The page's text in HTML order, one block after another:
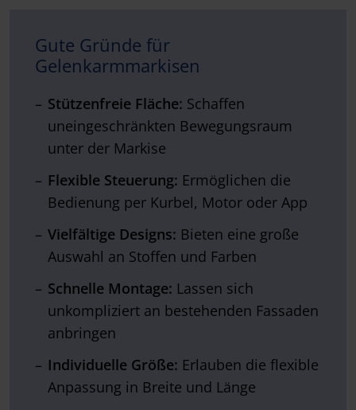
Gute Gründe für
Gelenkarmmarkisen
Stützenfreie Fläche: Schaffen
uneingeschränkten Bewegungsraum
unter der Markise
Flexible Steuerung: Ermöglichen die
Bedienung per Kurbel, Motor oder App
Vielfältige Designs: Bieten eine große
Auswahl an Stoffen und Farben
Schnelle Montage: Lassen sich
unkompliziert an bestehenden Fassaden
anbringen
Individuelle Größe: Erlauben die flexible
Anpassung in Breite und Länge